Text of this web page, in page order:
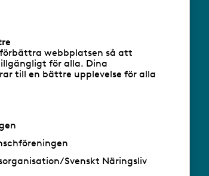
Sofia Wahlgren
webbplatsen så att
för alla. Dina
till en bättre upplevelse för alla
Svenskt Näringsliv